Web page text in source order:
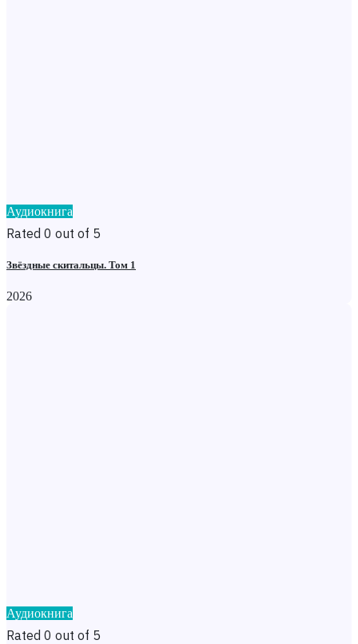
Аудиокнига
Rated 0 out of 5
Звёздные скитальцы. Том 1
2026
Аудиокнига
Rated 0 out of 5